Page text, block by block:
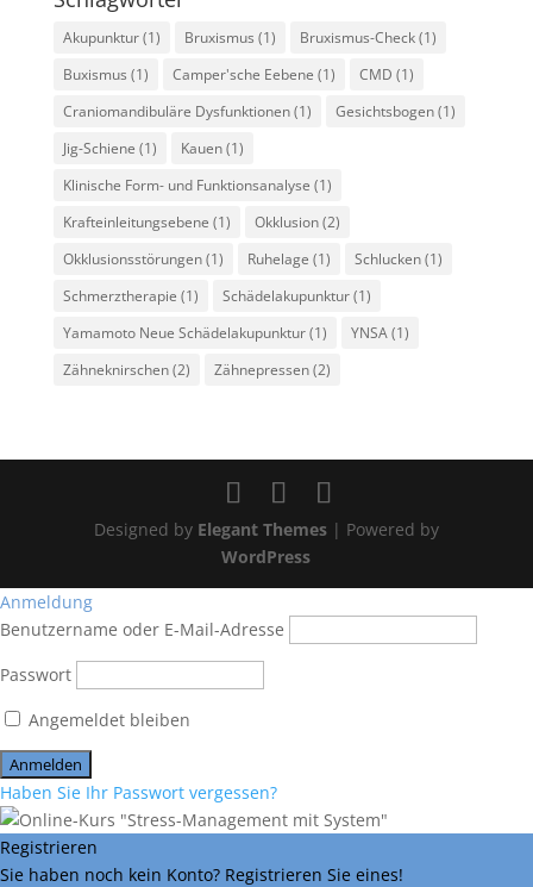
Akupunktur(1) Bruxismus (1) Bruxismus-Check(1)
Buxismus (1) Camper'sche Eebene (1) CMD (1)
Craniomandibuläre Dysfunktionen(1) Gesichtsbogen(1)
Jig-Schiene (1) Kauen(1)
Klinische Form- und Funktionsanalyse (1)
Krafteinleitungsebene (1) Okklusion(2)
Okklusionsstörungen(1) Ruhelage (1) Schlucken(1)
Schmerztherapie (1) Schädelakupunktur(1)
Yamamoto Neue Schädelakupunktur(1) YNSA(1)
Zähneknirschen(2) Zähnepressen(2)
Designed by Elegant Themes| Powered by
WordPress
Anmeldung
Benutzername oder E-Mail-Adresse
Passwort
Angemeldet bleiben
Haben Sie Ihr Passwort vergessen?
Registrieren
Sie haben noch kein Konto? Registrieren Sie eines!